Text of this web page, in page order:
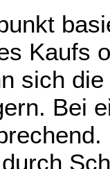
Kaufs
sich
Bei